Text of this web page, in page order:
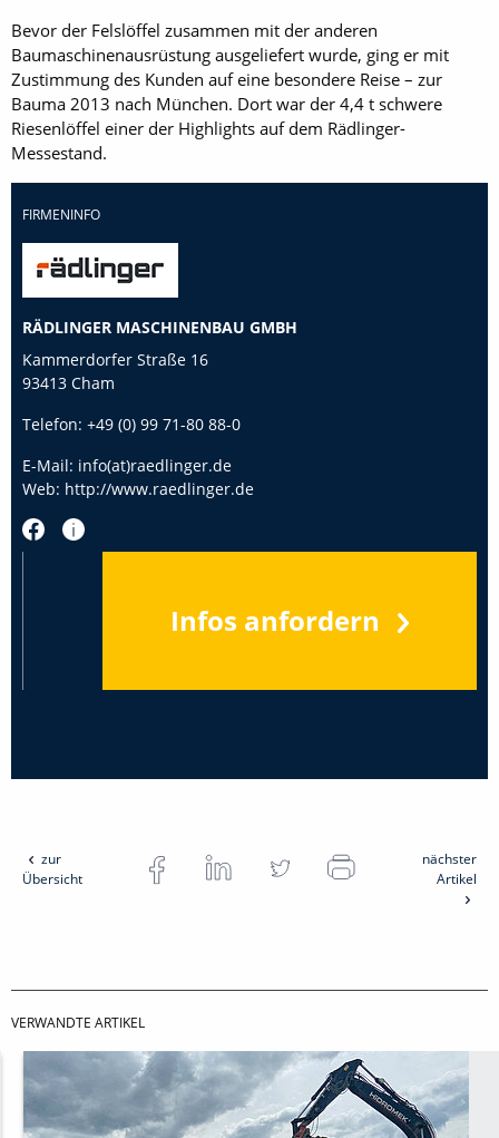
Bevor der Felslöffel zusammen mit der anderen
Baumaschinenausrüstung ausgeliefert wurde, ging er mit
Zustimmung des Kunden auf eine besondere Reise – zur
Bauma 2013 nach München. Dort war der 4,4 t schwere
Riesenlöffel einer der Highlights auf dem Rädlinger-
Messestand.
FIRMENINFO
RÄDLINGER MASCHINENBAU GMBH
Kammerdorfer Straße 16
93413 Cham
Telefon: +49 (0) 99 71-80 88-0
E-Mail: info(at)raedlinger.de
Web: http://www.raedlinger.de
Infos anfordern
zur
Übersicht
nächster
Artikel
VERWANDTE ARTIKEL